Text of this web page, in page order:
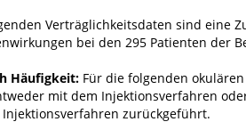
Verträglichkeitsdaten sind eine
bei den 295 Patienten der
Häufigkeit: Für die folgenden
mit dem Injektionsverfahren
zurückgeführt.